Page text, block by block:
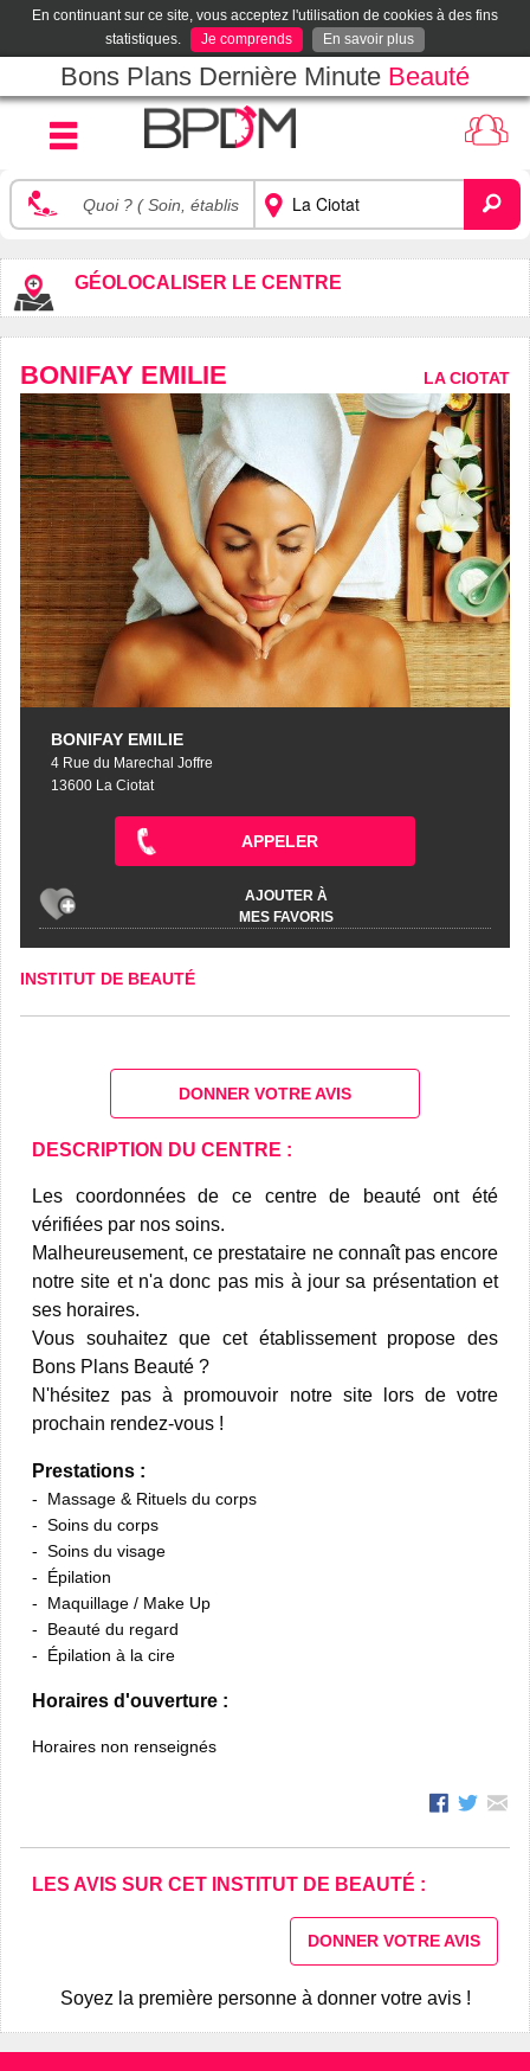
En continuant sur ce site, vous acceptez l'utilisation de cookies à des fins
statistiques.
Je comprends En savoir plus
Bons Plans Dernière Minute Beauté
GÉOLOCALISER LE CENTRE
BONIFAY EMILIE LA CIOTAT
BONIFAY EMILIE
4 Rue du Marechal Joffre
13600 La Ciotat
APPELER
AJOUTER À
MES FAVORIS
INSTITUT DE BEAUTÉ
DONNER VOTRE AVIS
DESCRIPTION DU CENTRE :
Les coordonnées de ce centre de beauté ont été
vérifiées par nos soins.
Malheureusement, ce prestataire ne connaît pas encore
notre site et n'a donc pas mis à jour sa présentation et
ses horaires.
Vous souhaitez que cet établissement propose des
Bons Plans Beauté ?
N'hésitez pas à promouvoir notre site lors de votre
prochain rendez-vous !
Prestations :
Massage & Rituels du corps
Soins du corps
Soins du visage
Épilation
Maquillage / Make Up
Beauté du regard
Épilation à la cire
Horaires d'ouverture :
Horaires non renseignés
LES AVIS SUR CET INSTITUT DE BEAUTÉ :
DONNER VOTRE AVIS
Soyez la première personne à donner votre avis !